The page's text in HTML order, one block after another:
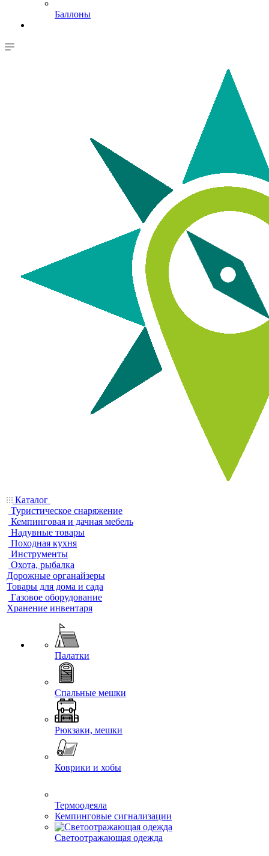
Баллоны
Каталог
Туристическое снаряжение
Кемпинговая и дачная мебель
Надувные товары
Походная кухня
Инструменты
Охота, рыбалка
Дорожные органайзеры
Товары для дома и сада
Газовое оборудование
Хранение инвентаря
Палатки
Спальные мешки
Рюкзаки, мешки
Коврики и хобы
Термоодеяла
Кемпинговые сигнализации
Светоотражающая одежда